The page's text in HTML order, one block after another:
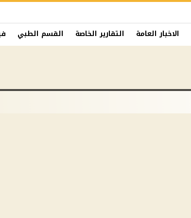
الاخبار العامة التقارير الخاصة القسم الطبي